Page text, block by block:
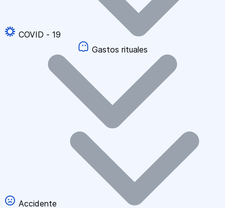
COVID - 19
Gastos rituales
Accidente